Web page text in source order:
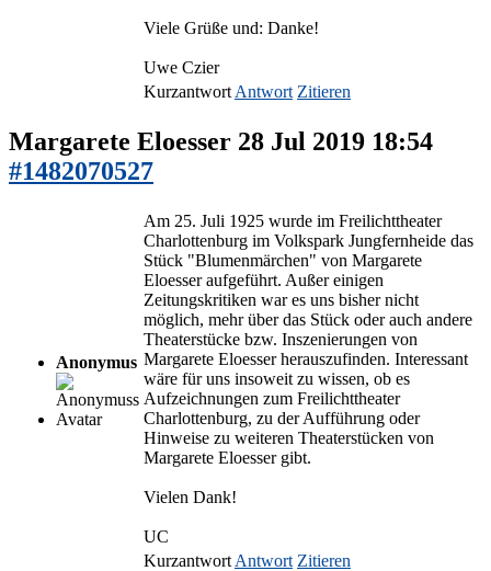
Viele Grüße und: Danke!
Uwe Czier
Kurzantwort Antwort Zitieren
Margarete Eloesser 28 Jul 2019 18:54
#1482070527
Anonymus
Am 25. Juli 1925 wurde im Freilichttheater
Charlottenburg im Volkspark Jungfernheide das
Stück "Blumenmärchen" von Margarete
Eloesser aufgeführt. Außer einigen
Zeitungskritiken war es uns bisher nicht
möglich, mehr über das Stück oder auch andere
Theaterstücke bzw. Inszenierungen von
Margarete Eloesser herauszufinden. Interessant
wäre für uns insoweit zu wissen, ob es
Aufzeichnungen zum Freilichttheater
Charlottenburg, zu der Aufführung oder
Hinweise zu weiteren Theaterstücken von
Margarete Eloesser gibt.
Vielen Dank!
UC
Kurzantwort Antwort Zitieren